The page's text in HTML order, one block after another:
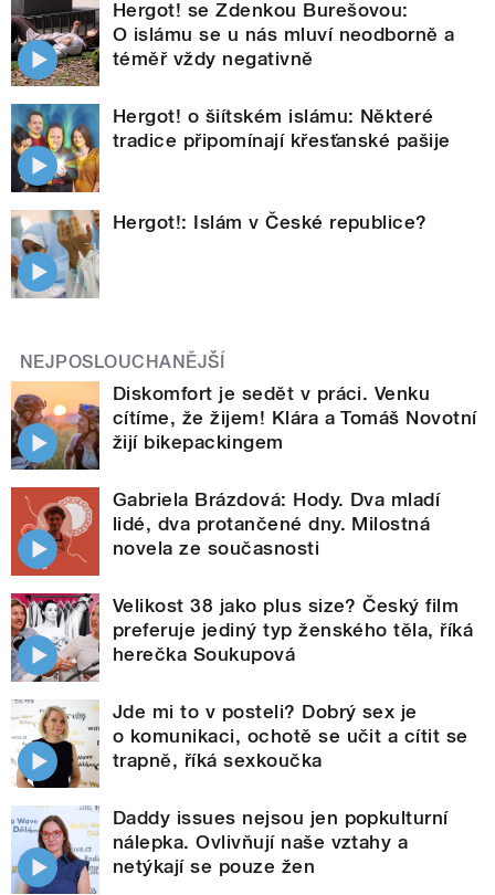
Hergot! se Zdenkou Burešovou:
O islámu se u nás mluví neodborně a
téměř vždy negativně
Hergot! o šiítském islámu: Některé
tradice připomínají křesťanské pašije
Hergot!: Islám v České republice?
NEJPOSLOUCHANĚJŠÍ
Diskomfort je sedět v práci. Venku
cítíme, že žijem! Klára a Tomáš Novotní
žijí bikepackingem
Gabriela Brázdová: Hody. Dva mladí
lidé, dva protančené dny. Milostná
novela ze současnosti
Velikost 38 jako plus size? Český film
preferuje jediný typ ženského těla, říká
herečka Soukupová
Jde mi to v posteli? Dobrý sex je
o komunikaci, ochotě se učit a cítit se
trapně, říká sexkoučka
Daddy issues nejsou jen popkulturní
nálepka. Ovlivňují naše vztahy a
netýkají se pouze žen